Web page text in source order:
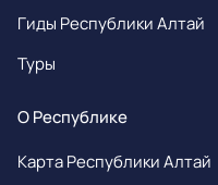
Гиды Республики Алтай
Туры
О Республике
Карта Республики Алтай